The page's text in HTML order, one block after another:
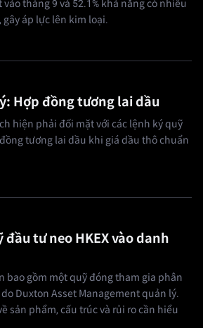
tháng 9 và 52.1% khả năng có nhiều
áp lực lên kim loại.
Hợp đồng tương lai dầu
hiện phải đối mặt với các lệnh ký quỹ
tương lai dầu khi giá dầu thô chuẩn
đầu tư neo HKEX vào danh
bao gồm một quỹ đóng tham gia phân
do Duxton Asset Management quản lý.
sản phẩm, cấu trúc và rủi ro cần hiểu